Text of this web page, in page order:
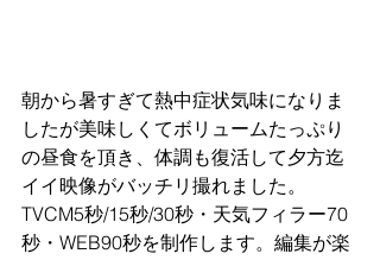
朝から暑すぎて熱中症状気味になりま
したが美味しくてボリュームたっぷり
の昼食を頂き、体調も復活して夕方迄
イイ映像がバッチリ撮れました。
TVCM5秒/15秒/30秒・天気フィラー70
秒・WEB90秒を制作します。編集が楽